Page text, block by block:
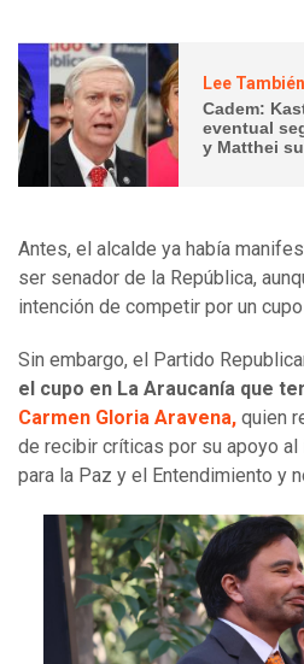
Lee
Cadem:
eventual
y Matthei
Antes, el alcalde ya había
ser senador de la República,
intención de competir por un
Sin embargo, el Partido
el cupo en La Araucanía que
Carmen Gloria Aravena, quien
de recibir críticas por su apoyo
para la Paz y el Entendimiento y